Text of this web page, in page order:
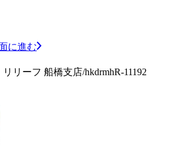
に進む
リーフ 船橋支店/hkdrmhR-11192